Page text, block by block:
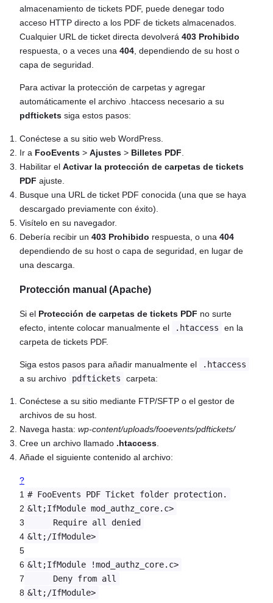
almacenamiento de tickets PDF, puede denegar todo
acceso HTTP directo a los PDF de tickets almacenados.
Cualquier URL de ticket directa devolverá 403 Prohibido
respuesta, o a veces una 404 , dependiendo de su host o
capa de seguridad.
Para activar la protección de carpetas y agregar
automáticamente el archivo .htaccess necesario a su
pdftickets siga estos pasos:
Conéctese a su sitio web WordPress.
Ir a FooEvents > Ajustes > Billetes PDF
Habilitar el Activar la protección de carpetas de tickets
PDF ajuste.
Busque una URL de ticket PDF conocida (una que se haya
descargado previamente con éxito).
Visítelo en su navegador.
Debería recibir un 403 Prohibido respuesta, o una 404
dependiendo de su host o capa de seguridad, en lugar de
una descarga.
Protección manual (Apache)
Si el Protección de carpetas de tickets PDF no surte
efecto, intente colocar manualmente el
.htaccess
en la
carpeta de tickets PDF.
Siga estos pasos para añadir manualmente el
.htaccess
a su archivo
pdftickets carpeta:
Conéctese a su sitio mediante FTP/SFTP o el gestor de
archivos de su host.
Navega hasta: wp-content/uploads/fooevents/pdftickets/
Cree un archivo llamado .htaccess.
Añade el siguiente contenido al archivo:
?
1
2
3
4
5
6
7
8
# FooEvents PDF Ticket folder protection.
&lt;IfModule mod_authz_core.c>
Require all denied
&lt;/IfModule>
&lt;IfModule !mod_authz_core.c>
Deny from all
&lt;/IfModule>